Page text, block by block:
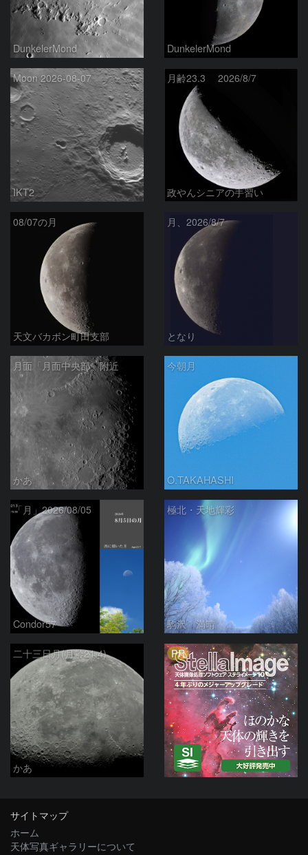
DunkelerMond DunkelerMond
Moon 2026-08-07
IKT2
月齢23.3 2026/8/7
政やんシニアの手習い
08/07の月
天文バカボン町田支部
月、2026/8/7
となり
月面「月面中央部」附近
かあ
今朝月
O.TAKAHASHI
「月」2026/08/05
Condor57
極北・天地輝彩
駒沢 満晴
二十三日月(月齢21.4)
かあ
PR
サイトマップ
ホーム
天体写真ギャラリーについて